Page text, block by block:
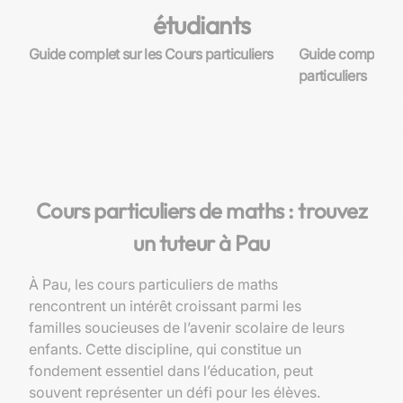
étudiants
Guide complet sur les Cours particuliers
Guide complet
particuliers
Cours particuliers de maths : trouvez
un tuteur à Pau
À Pau, les cours particuliers de maths
rencontrent un intérêt croissant parmi les
familles soucieuses de l’avenir scolaire de leurs
enfants. Cette discipline, qui constitue un
fondement essentiel dans l’éducation, peut
souvent représenter un défi pour les élèves.